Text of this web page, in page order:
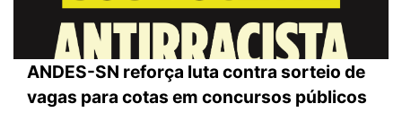
ANDES-SN reforça luta contra sorteio de
vagas para cotas em concursos públicos